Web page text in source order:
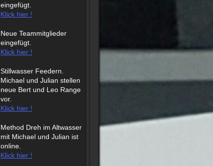
eingefügt.
Klick hier !
Neue Teammitglieder
eingefügt.
Klick hier !
Stillwasser Feedern.
Michael und Julian stellen
neue Bert und Leo Range
vor.
Klick hier !
Method Dreh im Altwasser
mit Michael und Julian ist
online.
Klick hier !